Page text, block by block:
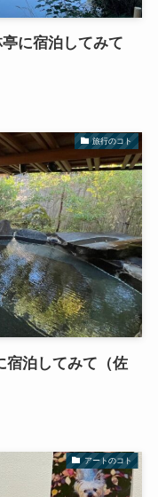
に宿泊してみて
旅行のコト
宿泊してみて（佐
アートのコト